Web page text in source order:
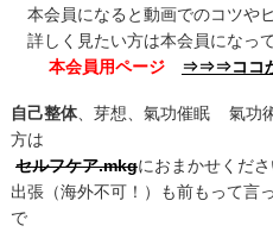
本会員になると動画でのコツや
詳しく見たい方は本会員になっ
本会員用ページ
⇒⇒⇒ココか
自己整体、芽想、氣功催眠 氣功
方は
セルフケア.mkgにおまかせくださ
出張（海外不可！）も前もって言
で